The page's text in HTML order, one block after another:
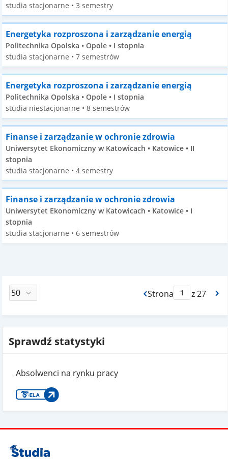
studia stacjonarne • 3 semestry
Energetyka rozproszona i zarządzanie energią
Politechnika Opolska • Opole • I stopnia
studia stacjonarne • 7 semestrów
Energetyka rozproszona i zarządzanie energią
Politechnika Opolska • Opole • I stopnia
studia niestacjonarne • 8 semestrów
Finanse i zarządzanie w ochronie zdrowia
Uniwersytet Ekonomiczny w Katowicach • Katowice • II
stopnia
studia stacjonarne • 4 semestry
Finanse i zarządzanie w ochronie zdrowia
Uniwersytet Ekonomiczny w Katowicach • Katowice • I
stopnia
studia stacjonarne • 6 semestrów
Strona
Max Stronaz 27
Sprawdź statystyki
Absolwenci na rynku pracy